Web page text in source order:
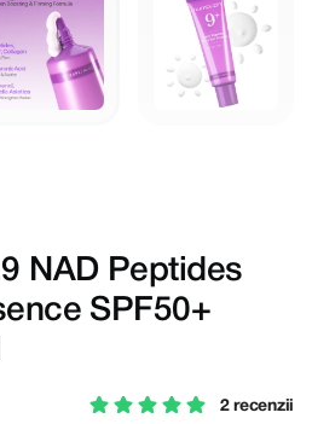
NAD Peptides
SPF50+
2 recenzii